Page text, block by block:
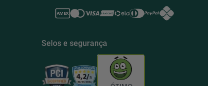
Selos e segurança